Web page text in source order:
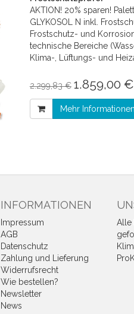
AKTION! 20% sparen!
GLYKOSOL N inkl.
Frostschutz- und
technische Bereiche
Klima-, Lüftungs- und
2.299,83 € 1.859,00
Mehr Informationen
INFORMATIONEN
Impressum
AGB
Datenschutz
Zahlung und Lieferung
Widerrufsrecht
Wie bestellen?
Newsletter
News
Alle
gefo